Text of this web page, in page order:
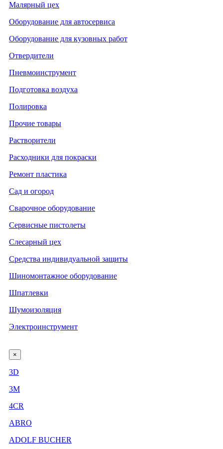
Малярный цех
Оборудование для автосервиса
Оборудование для кузовных работ
Отвердители
Пневмоинструмент
Подготовка воздуха
Полировка
Прочие товары
Растворители
Расходники для покраски
Ремонт пластика
Сад и огород
Сварочное оборудование
Сервисные пистолеты
Слесарный цех
Средства индивидуальной защиты
Шиномонтажное оборудование
Шпатлевки
Шумоизоляция
Электроинструмент
×
3D
3М
4CR
ABRO
ADOLF BUCHER